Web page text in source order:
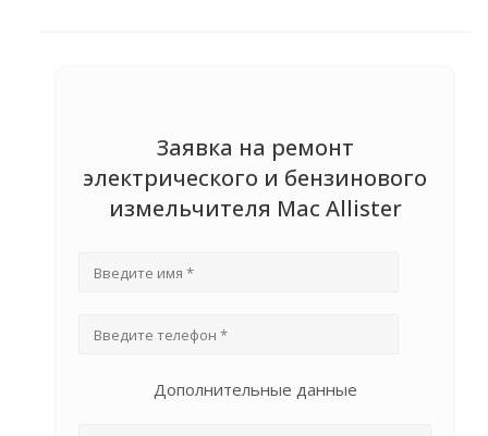
Заявка на ремонт
электрического и бензинового
измельчителя Mac Allister
Дополнительные данные